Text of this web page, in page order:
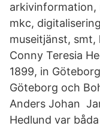
arkivinformation,
mkc,
museitjänst,
Conny Teresia
1899, in
Göteborg och
Anders Johan
Hedlund var